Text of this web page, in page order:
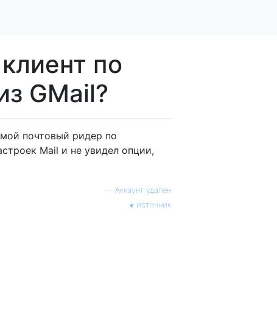
по
GMail?
почтовый ридер по
Mail и не увидел опции,
— Аккаунт удален
источник